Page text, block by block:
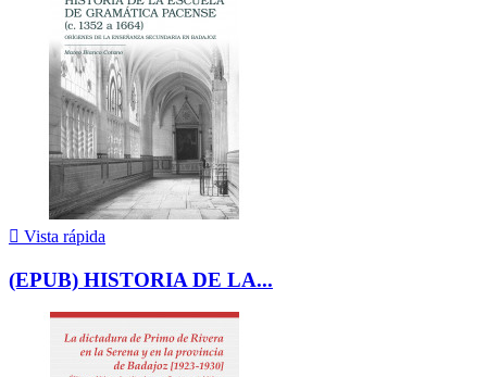
 Vista rápida
(EPUB) HISTORIA DE LA...